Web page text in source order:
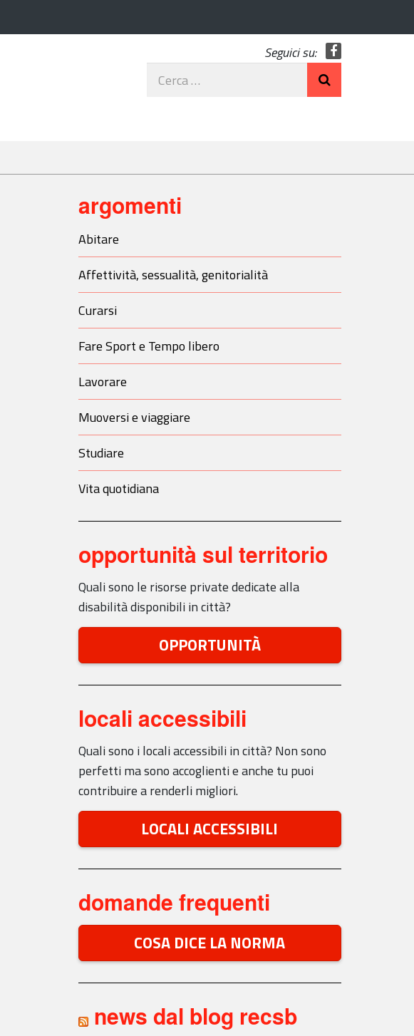
Seguici su:
Cerca
argomenti
Abitare
Affettività, sessualità, genitorialità
Curarsi
Fare Sport e Tempo libero
Lavorare
Muoversi e viaggiare
Studiare
Vita quotidiana
opportunità sul territorio
Quali sono le risorse private dedicate alla
disabilità disponibili in città?
OPPORTUNITÀ
locali accessibili
Quali sono i locali accessibili in città? Non sono
perfetti ma sono accoglienti e anche tu puoi
contribuire a renderli migliori.
LOCALI ACCESSIBILI
domande frequenti
COSA DICE LA NORMA
news dal blog recsb